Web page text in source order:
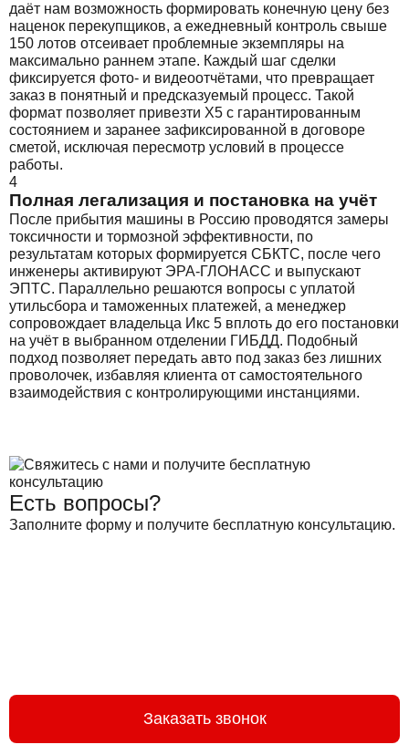
даёт нам возможность формировать конечную цену без
наценок перекупщиков, а ежедневный контроль свыше
150 лотов отсеивает проблемные экземпляры на
максимально раннем этапе. Каждый шаг сделки
фиксируется фото- и видеоотчётами, что превращает
заказ в понятный и предсказуемый процесс. Такой
формат позволяет привезти X5 с гарантированным
состоянием и заранее зафиксированной в договоре
сметой, исключая пересмотр условий в процессе
работы.
4
Полная легализация и постановка на учёт
После прибытия машины в Россию проводятся замеры
токсичности и тормозной эффективности, по
результатам которых формируется СБКТС, после чего
инженеры активируют ЭРА-ГЛОНАСС и выпускают
ЭПТС. Параллельно решаются вопросы с уплатой
утильсбора и таможенных платежей, а менеджер
сопровождает владельца Икс 5 вплоть до его постановки
на учёт в выбранном отделении ГИБДД. Подобный
подход позволяет передать авто под заказ без лишних
проволочек, избавляя клиента от самостоятельного
взаимодействия с контролирующими инстанциями.
Есть вопросы?
Заполните форму и получите бесплатную консультацию.
Заказать звонок